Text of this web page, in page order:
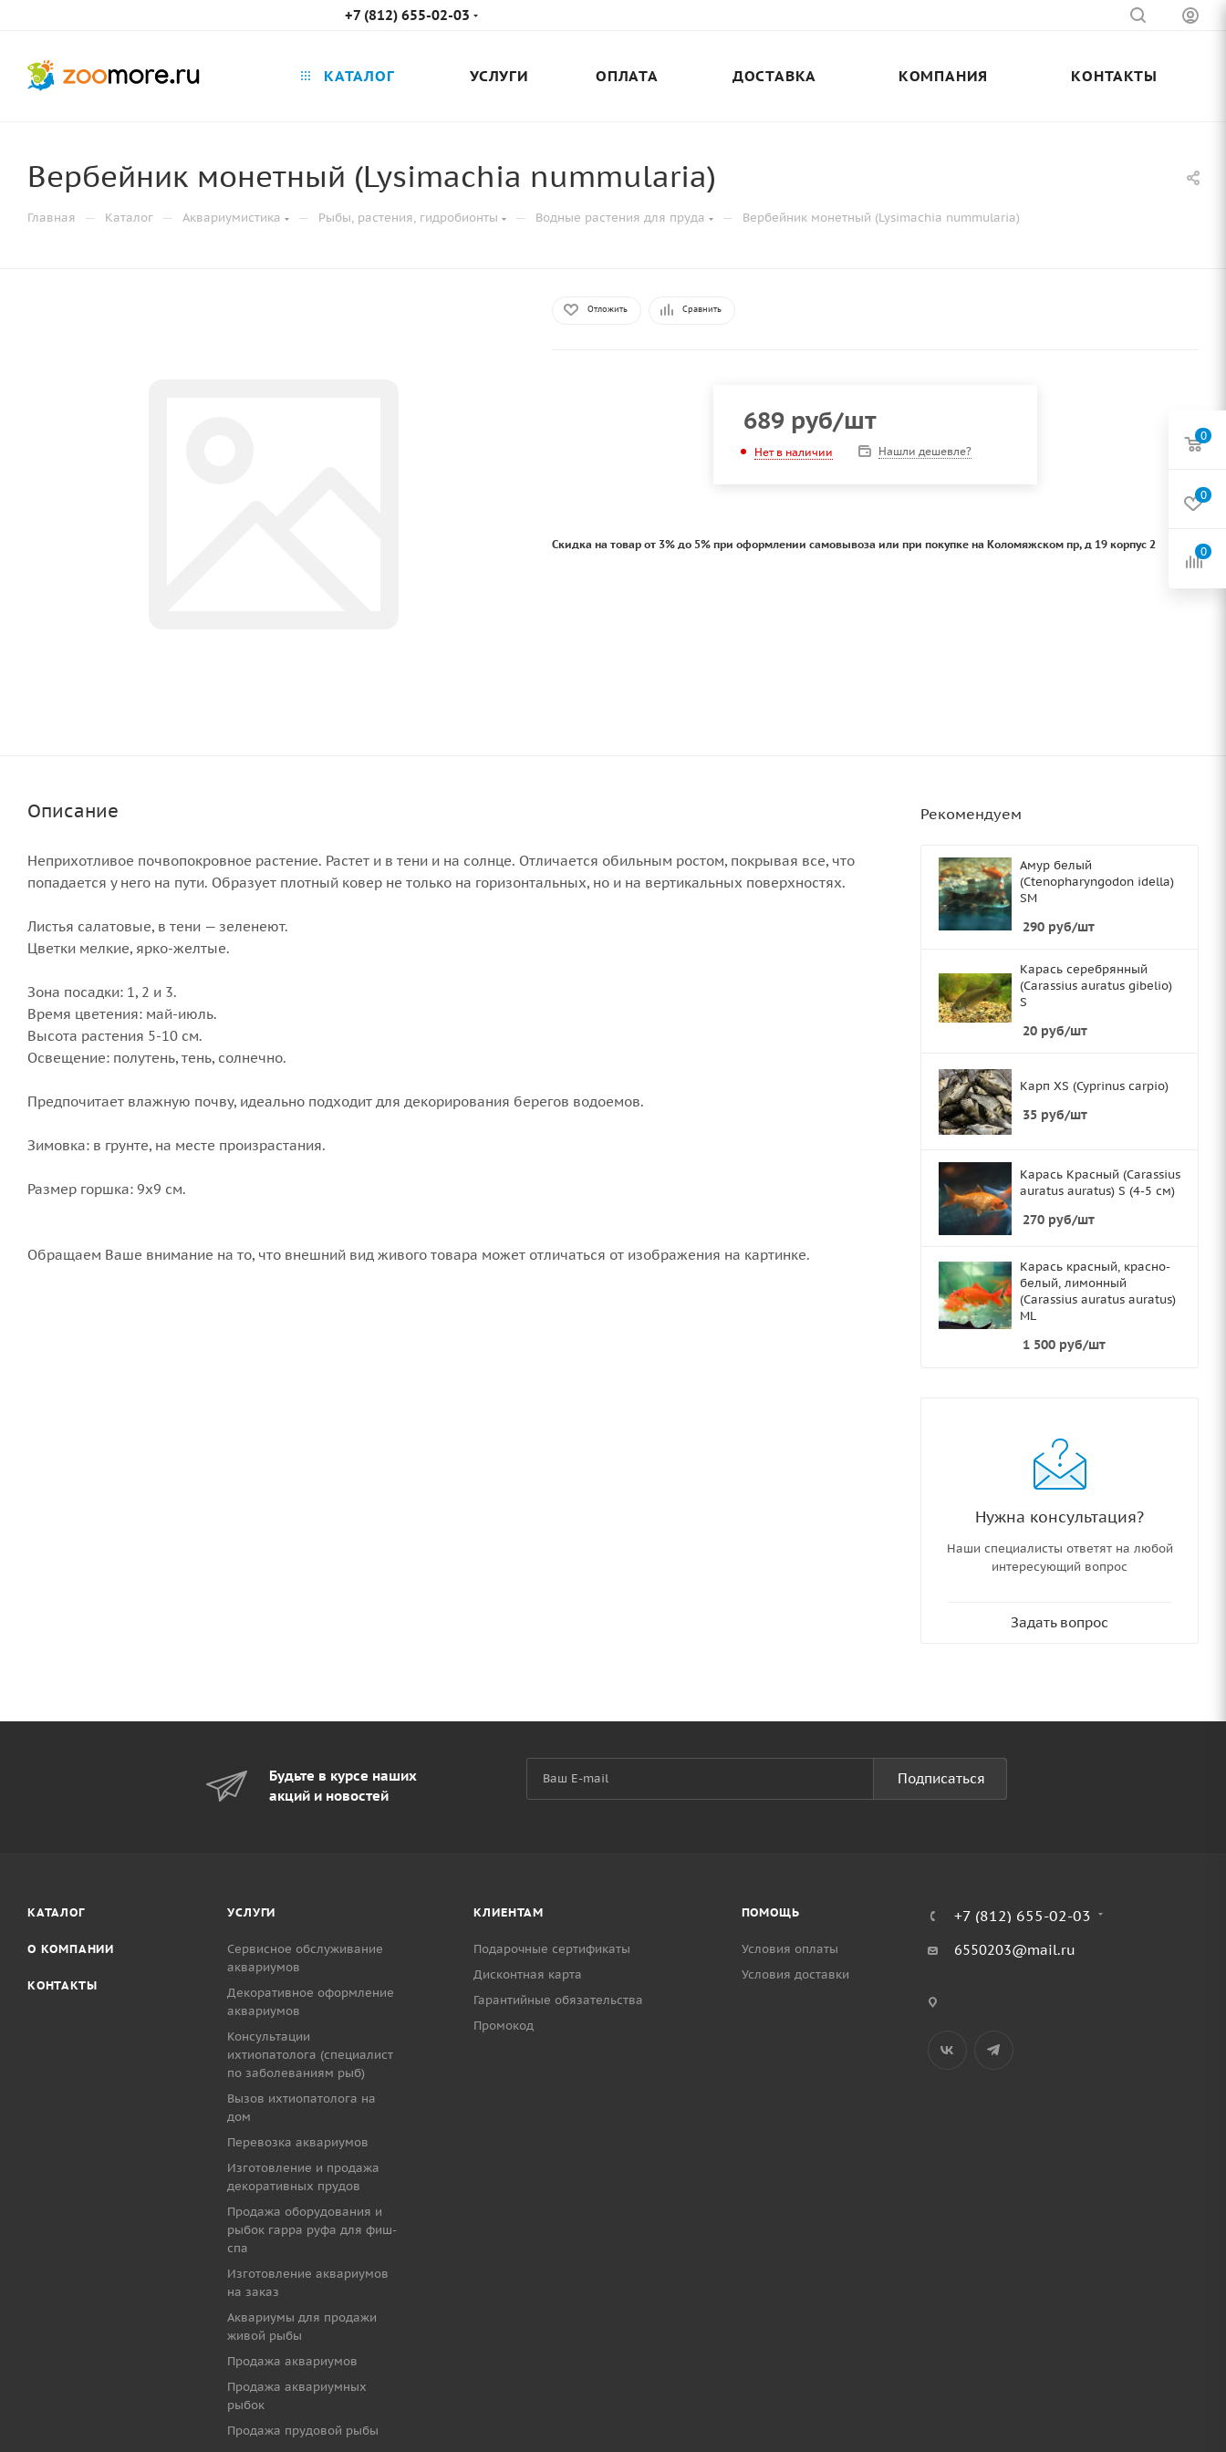
+7 (812) 655-02-03
КАТАЛОГ УСЛУГИ ОПЛАТА ДОСТАВКА КОМПАНИЯ КОНТАКТЫ
Вербейник монетный (Lysimachia nummularia)
Главная — Каталог — Аквариумистика — Рыбы, растения, гидробионты — Водные растения для пруда — Вербейник монетный (Lysimachia nummularia)
Отложить Сравнить
689 руб/шт
Нет в наличии Нашли дешевле?
Скидка на товар от 3% до 5% при оформлении самовывоза или при покупке на Коломяжском пр, д 19 корпус 2
Описание
Неприхотливое почвопокровное растение. Растет и в тени и на солнце. Отличается обильным ростом, покрывая все, что
попадается у него на пути. Образует плотный ковер не только на горизонтальных, но и на вертикальных поверхностях.
Листья салатовые, в тени — зеленеют.
Цветки мелкие, ярко-желтые.
Зона посадки: 1, 2 и 3.
Время цветения: май-июль.
Высота растения 5-10 см.
Освещение: полутень, тень, солнечно.
Предпочитает влажную почву, идеально подходит для декорирования берегов водоемов.
Зимовка: в грунте, на месте произрастания.
Размер горшка: 9х9 см.
Обращаем Ваше внимание на то, что внешний вид живого товара может отличаться от изображения на картинке.
Рекомендуем
Амур белый
(Ctenopharyngodon idella)
SМ
290 руб/шт
Карась серебрянный
(Carassius auratus gibelio)
S
20 руб/шт
Карп XS (Cyprinus carpio)
35 руб/шт
Карась Красный (Carassius
auratus auratus) S (4-5 см)
270 руб/шт
Карась красный, красно-
белый, лимонный
(Carassius auratus auratus)
ML
1 500 руб/шт
Нужна консультация?
Наши специалисты ответят на любой
интересующий вопрос
Задать вопрос
Будьте в курсе наших
акций и новостей
Подписаться
КАТАЛОГ
О КОМПАНИИ
КОНТАКТЫ
УСЛУГИ
Сервисное обслуживание
аквариумов
Декоративное оформление
аквариумов
Консультации
ихтиопатолога (специалист
по заболеваниям рыб)
Вызов ихтиопатолога на
дом
Перевозка аквариумов
Изготовление и продажа
декоративных прудов
Продажа оборудования и
рыбок гарра руфа для фиш-
спа
Изготовление аквариумов
на заказ
Аквариумы для продажи
живой рыбы
Продажа аквариумов
Продажа аквариумных
рыбок
Продажа прудовой рыбы
КЛИЕНТАМ
Подарочные сертификаты
Дисконтная карта
Гарантийные обязательства
Промокод
ПОМОЩЬ
Условия оплаты
Условия доставки
+7 (812) 655-02-03
6550203@mail.ru
0
0
0